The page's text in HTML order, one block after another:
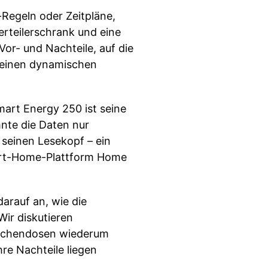
oder Zeitpläne,
und eine
und Nachteile, auf die
dynamischen
Energy 250 ist seine
die Daten nur
Lesekopf – ein
Home-Plattform Home
an, wie die
diskutieren
wiederum
Nachteile liegen